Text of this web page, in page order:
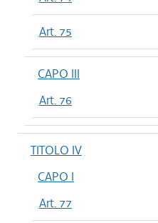
Art. 75
CAPO III
Art. 76
TITOLO IV
CAPO I
Art. 77